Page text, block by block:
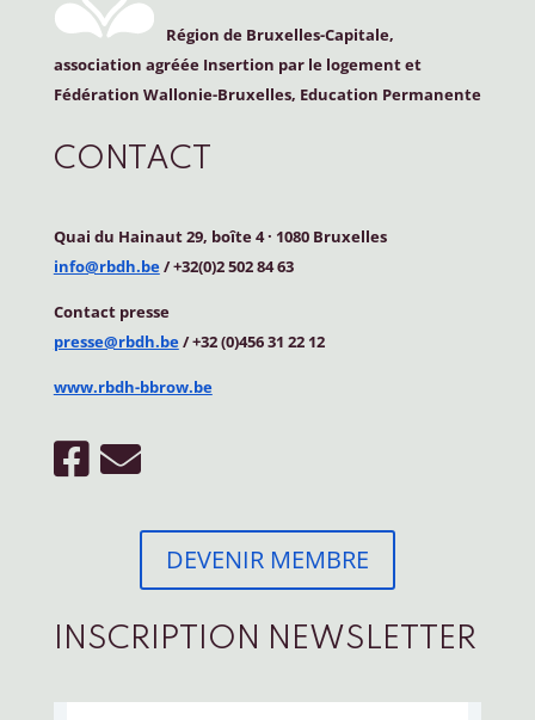
Région de Bruxelles-Capitale,
association agréée Insertion par le logement et
Fédération Wallonie-Bruxelles, Education Permanente
CONTACT
Quai du Hainaut 29, boîte 4· 1080 Bruxelles
info@rbdh.be/ +32(0)2 502 84 63
Contact presse
presse@rbdh.be/ +32 (0)456 31 22 12
www.rbdh-bbrow.be
DEVENIR MEMBRE
INSCRIPTION NEWSLETTER